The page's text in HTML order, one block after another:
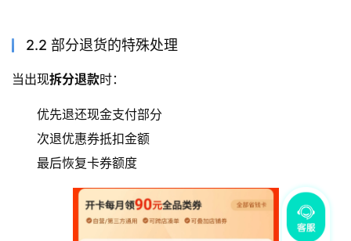
2.2 部分退货的特殊处理
当出现拆分退款时：
优先退还现金支付部分
次退优惠券抵扣金额
最后恢复卡券额度